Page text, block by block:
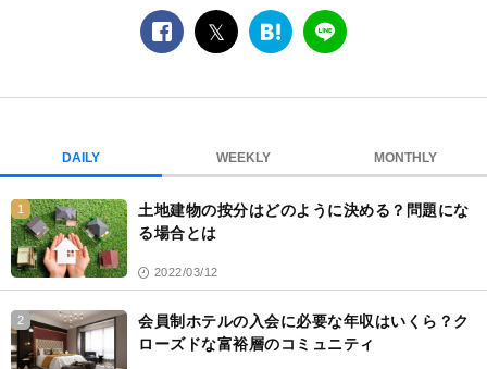
facebook
twitterは
ブ
ク
マ
ク
LINE
DAILY WEEKLY MONTHLY
1
土地建物の按分はどのように決める？問題にな
る場合とは
2022/03/12
2
会員制ホテルの入会に必要な年収はいくら？ク
ローズドな富裕層のコミュニティ